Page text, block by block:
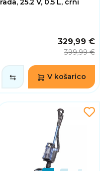
rada, 25.2 V, 0.5 L, crni
329,99 €
399,99 €
V košarico